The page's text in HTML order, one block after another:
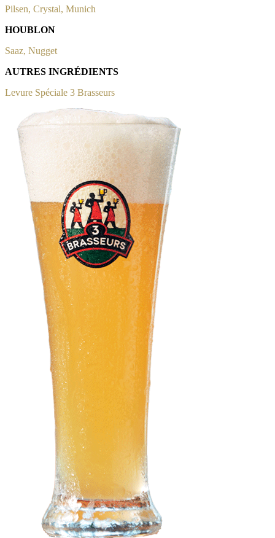
Pilsen, Crystal, Munich
HOUBLON
Saaz, Nugget
AUTRES INGRÉDIENTS
Levure Spéciale 3 Brasseurs